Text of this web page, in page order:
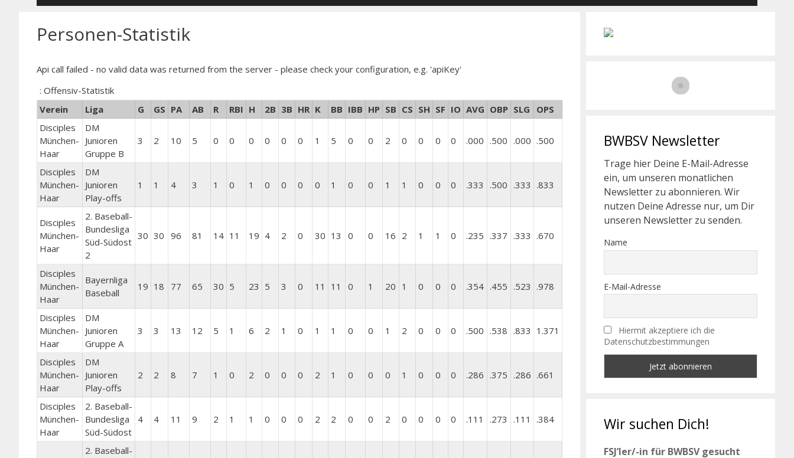
Personen-Statistik
Api call failed - no valid data was returned from the server - please check your configuration, e.g. 'apiKey'
: Offensiv-Statistik
Verein
Liga G GS PA AB R RBI H 2B 3B HR K BB IBB HP SB CS SH SF IO AVG OBP SLG
OPS
Disciples
München-
Haar
DM
Junioren
Gruppe B
3 2 10 5 0 0 0 0 0 0 1 5 0 0 2 0 0 0 0 .000 .500 .000 .500
Disciples
München-
Haar
DM
Junioren
Play-offs
1 1 4 3 1 0 1 0 0 0 0 1 0 0 1 1 0 0 0 .333 .500 .333 .833
Disciples
München-
Haar
2. Baseball-
Bundesliga
Süd-Südost
2
30 30 96 81 14 11 19 4 2 0 30 13 0 0 16 2 1 1 0 .235 .337 .333 .670
Disciples
München-
Haar
Bayernliga
Baseball
19 18 77 65 30 5 23 5 3 0 11 11 0 1 20 1 0 0 0 .354 .455 .523 .978
Disciples
München-
Haar
DM
Junioren
Gruppe A
3 3 13 12 5 1 6 2 1 0 1 1 0 0 1 2 0 0 0 .500 .538 .833 1.371
Disciples
München-
Haar
DM
Junioren
Play-offs
2 2 8 7 1 0 2 0 0 0 2 1 0 0 0 1 0 0 0 .286 .375 .286 .661
Disciples
München-
Haar
2. Baseball-
Bundesliga
Süd-Südost
4 4 11 9 2 1 1 0 0 0 2 2 0 0 2 0 0 0 0 .111 .273 .111 .384
2. Baseball-
BWBSV Newsletter
Trage hier Deine E-Mail-Adresse
ein, um unseren monatlichen
Newsletter zu abonnieren. Wir
nutzen Deine Adresse nur, um Dir
unseren Newsletter zu senden.
Name
E-Mail-Adresse
Hiermit akzeptiere ich die
Datenschutzbestimmungen
Wir suchen Dich!
FSJ’ler/-in für BWBSV gesucht